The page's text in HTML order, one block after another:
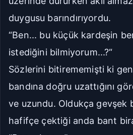
duygusu barındırıyordu.
“Ben... bu küçük kardeşin
istediğini bilmiyorum...?“
Sözlerini bitirememişti ki
bandına doğru uzattığını
ve uzundu. Oldukça gevşek
hafifçe çektiği anda bant